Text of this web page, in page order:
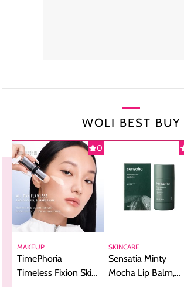
WOLI BEST BUY
0
MAKEUP
TimePhoria
Timeless Fixion Skin
SKINCARE
Sensatia Minty
Mocha Lip Balm,